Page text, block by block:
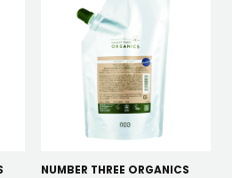
NUMBER THREE ORGANICS